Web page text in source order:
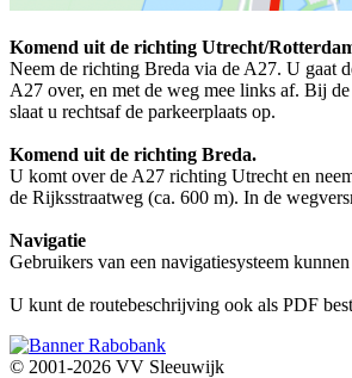
Komend uit de richting Utrecht/
Neem de richting Breda via de A27. U gaat
A27 over, en met de weg mee links af. Bij
slaat u rechtsaf de parkeerplaats op.
Komend uit de richting Breda.
U komt over de A27 richting Utrecht en
de Rijksstraatweg (ca. 600 m). In de
Navigatie
Gebruikers van een navigatiesysteem
U kunt de routebeschrijving ook als PDF
© 2001-2026 VV Sleeuwijk